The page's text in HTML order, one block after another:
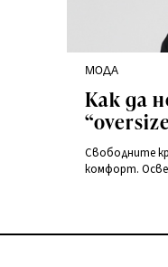
МОДА
Как да
Свободните
комфорт.